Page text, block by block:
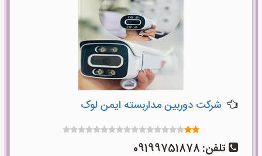
شرکت دوربین مداربسته ایمن لوک
تلفن: 09199751878